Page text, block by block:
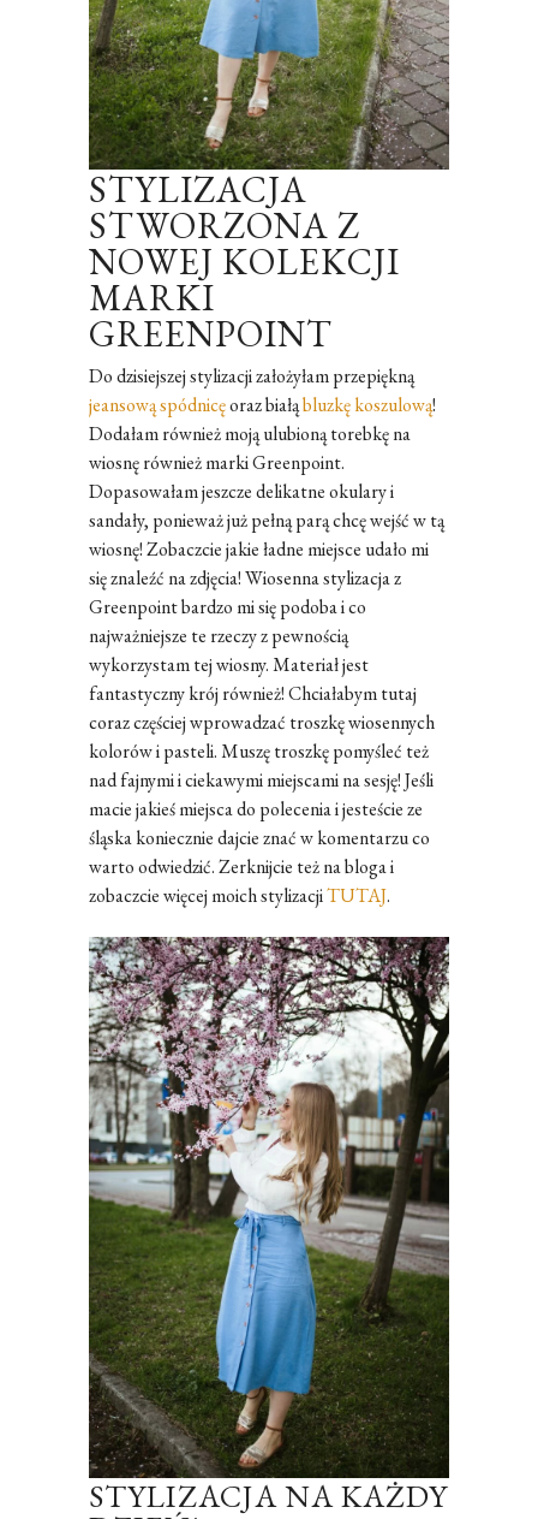
STYLIZACJA
STWORZONA Z
NOWEJ KOLEKCJI
MARKI
GREENPOINT
Do dzisiejszej stylizacji założyłam przepiękną
jeansową spódnicęoraz białąbluzkę koszulową!
Dodałam również moją ulubioną torebkę na
wiosnę również marki Greenpoint.
Dopasowałam jeszcze delikatne okulary i
sandały, ponieważ już pełną parą chcę wejść w tą
wiosnę! Zobaczcie jakie ładne miejsce udało mi
się znaleźć na zdjęcia! Wiosenna stylizacja z
Greenpoint bardzo mi się podoba i co
najważniejsze te rzeczy z pewnością
wykorzystam tej wiosny. Materiał jest
fantastyczny krój również! Chciałabym tutaj
coraz częściej wprowadzać troszkę wiosennych
kolorów i pasteli. Muszę troszkę pomyśleć też
nad fajnymi i ciekawymi miejscami na sesję! Jeśli
macie jakieś miejsca do polecenia i jesteście ze
śląska koniecznie dajcie znać w komentarzu co
warto odwiedzić. Zerknijcie też na bloga i
zobaczcie więcej moich stylizacjiTUTAJ.
STYLIZACJA NA KAŻDY